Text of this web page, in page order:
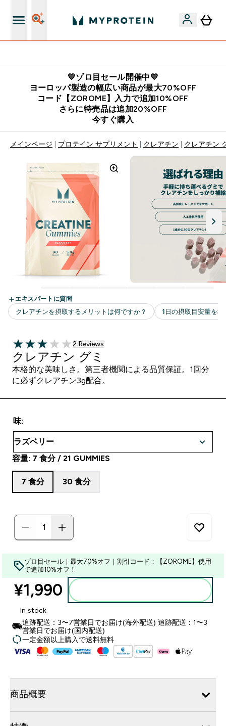
💙ゾロ目セール開催中💙
ヨーロッパ製造の幅広い商品が最大70%OFF
コード【ZOROME】入力で追加10%OFF
さらに特売品は追加20%OFF
今すぐ購入
メインページ プロテイン サプリメント クレアチン クレアチン
3 out of 5 stars
2 ＋件の口コミ
2 Reviews
クレアチン グミ
本格的な美味しさ。第三者機関による品質保証。1回分
に必ずクレアチン3g配合。
味:
容量: 7 食分 / 21 GUMMIES
7 食分 30 食分
ゾロ目セール｜最大70%オフ｜割引コード：【ZOROME】使用
で追加10%オフ！
¥1,990‎
In stock
追跡配送：3〜7営業日でお届け(海外配送) 追跡配送：1〜3
営業日でお届け(国内配送)
一定金額以上購入で送料無料
商品概要